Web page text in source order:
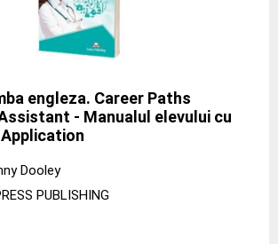
engleza. Career Paths
- Manualul elevului cu
Dooley
PUBLISHING